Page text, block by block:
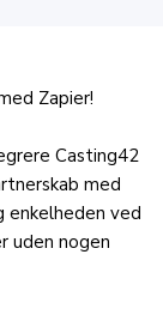
Zapier!
Casting42
med
enkelheden ved
uden nogen